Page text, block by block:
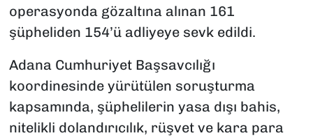
operasyonda gözaltına alınan 161
şüpheliden 154’ü adliyeye sevk edildi.
Adana Cumhuriyet Başsavcılığı
koordinesinde yürütülen soruşturma
kapsamında, şüphelilerin yasa dışı bahis,
nitelikli dolandırıcılık, rüşvet ve kara para